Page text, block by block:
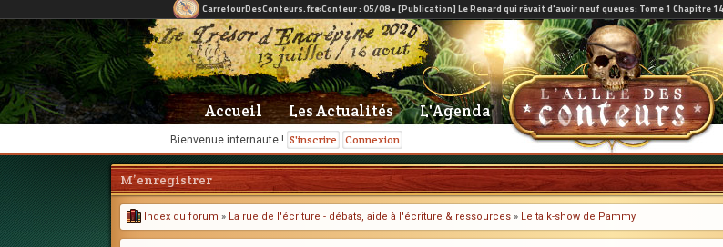
Bienvenue internaute ! S'inscrire Connexion
Accueil Les Actualités L'Agenda
M’enregistrer
Index du forum » La rue de l'écriture - débats, aide à l'écriture & ressources » Le talk-show de Pammy